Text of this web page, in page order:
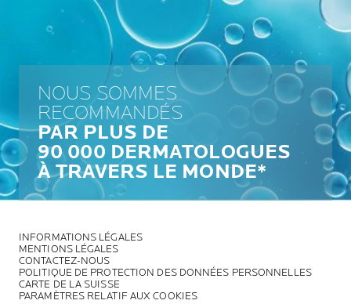
NOUS SOMMES
RECOMMANDÉS
PAR PLUS DE
90 000 DERMATOLOGUES
À TRAVERS LE MONDE*
INFORMATIONS LÉGALES
MENTIONS LÉGALES
CONTACTEZ-NOUS
POLITIQUE DE PROTECTION DES DONNÉES PERSONNELLES
CARTE DE LA SUISSE
PARAMÈTRES RELATIF AUX COOKIES